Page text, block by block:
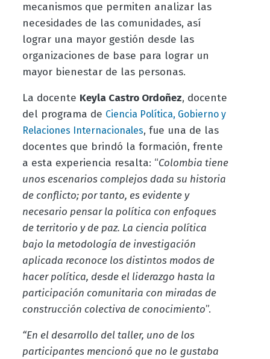
mecanismos que permiten analizar las
necesidades de las comunidades, así
lograr una mayor gestión desde las
organizaciones de base para lograr un
mayor bienestar de las personas.
La docente Keyla Castro Ordoñez, docente
del programa de Ciencia Política, Gobierno y
Relaciones Internacionales, fue una de las
docentes que brindó la formación, frente
a esta experiencia resalta: “Colombia tiene
unos escenarios complejos dada su historia
de conflicto; por tanto, es evidente y
necesario pensar la política con enfoques
de territorio y de paz. La ciencia política
bajo la metodología de investigación
aplicada reconoce los distintos modos de
hacer política, desde el liderazgo hasta la
participación comunitaria con miradas de
construcción colectiva de conocimiento”.
“En el desarrollo del taller, uno de los
participantes mencionó que no le gustaba